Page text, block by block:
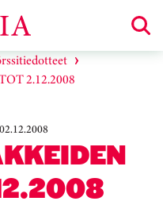
2.12.2008